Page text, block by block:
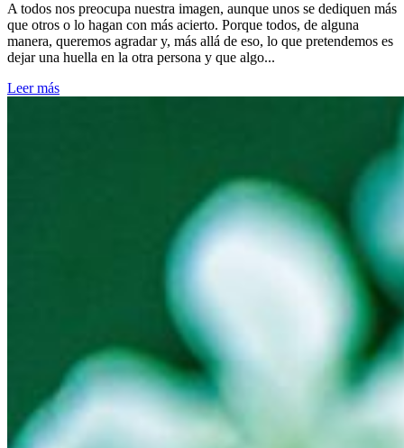
A todos nos preocupa nuestra imagen, aunque unos se dediquen más
que otros o lo hagan con más acierto. Porque todos, de alguna
manera, queremos agradar y, más allá de eso, lo que pretendemos es
dejar una huella en la otra persona y que algo...
Leer más